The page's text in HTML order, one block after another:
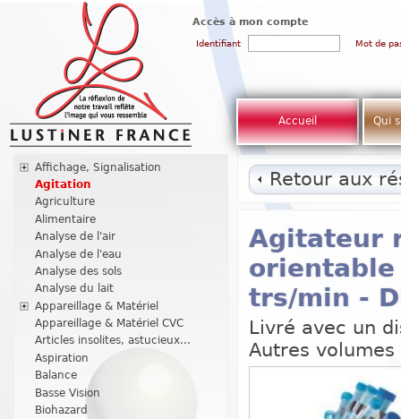
Accès à mon compte
Identifiant Mot de
Accueil Qui
Affichage, Signalisation
Agitation
Agriculture
Alimentaire
Analyse de l'air
Analyse de l'eau
Analyse des sols
Analyse du lait
Appareillage & Matériel
Appareillage & Matériel CVC
Articles insolites, astucieux...
Aspiration
Balance
Basse Vision
Biohazard
Retour aux
Agitateur
orientable
trs/min -
Livré avec un
Autres